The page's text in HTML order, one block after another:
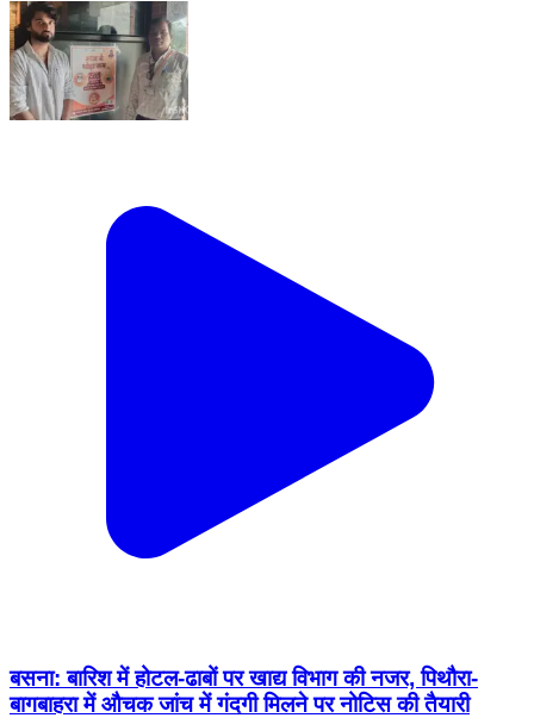
बसना: बारिश में होटल-ढाबों पर खाद्य विभाग की नजर, पिथौरा-
बागबाहरा में औचक जांच में गंदगी मिलने पर नोटिस की तैयारी